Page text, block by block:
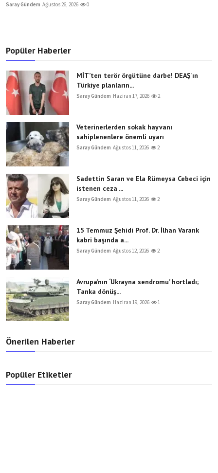
Saray Gündem Ağustos 26, 2026 0
Popüler Haberler
MİT’ten terör örgütüne darbe! DEAŞ'ın
Türkiye planların...
Saray Gündem Haziran 17, 2026 2
Veterinerlerden sokak hayvanı
sahiplenenlere önemli uyarı
Saray Gündem Ağustos 11, 2026 2
Sadettin Saran ve Ela Rümeysa Cebeci için
istenen ceza ...
Saray Gündem Ağustos 11, 2026 2
15 Temmuz Şehidi Prof. Dr. İlhan Varank
kabri başında a...
Saray Gündem Ağustos 12, 2026 2
Avrupa’nın ‘Ukrayna sendromu’ hortladı;
Tanka dönüş...
Saray Gündem Haziran 19, 2026 1
Önerilen Haberler
Popüler Etiketler